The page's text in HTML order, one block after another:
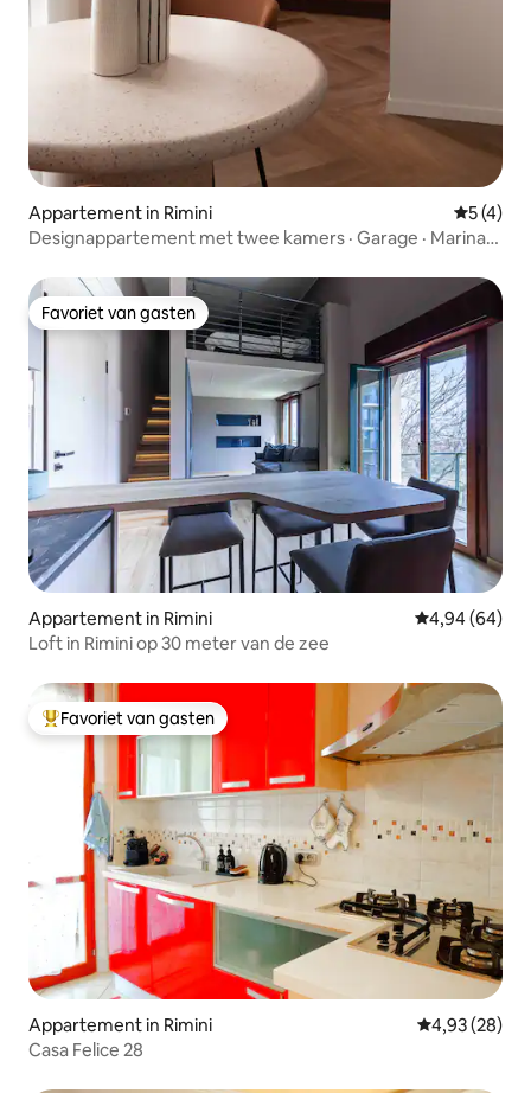
Appartement in Rimini
5 (4)
Designappartement met twee kamers · Garage · Marina
Favoriet van gasten
Favoriet van gasten
Appartement in Rimini Gemiddelde
4,94 (64)
Loft in Rimini op 30 meter van de zee
Topfavoriet van gasten
Favoriet van gasten
Appartement in Rimini Gemiddelde
4,93 (28)
Casa Felice 28